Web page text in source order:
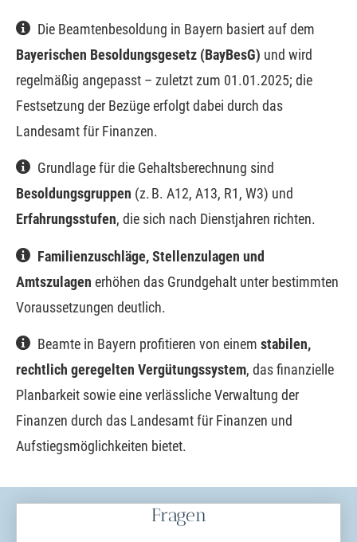
Die Beamtenbesoldung in Bayern basiert auf dem
Bayerischen Besoldungsgesetz (BayBesG) und wird
regelmäßig angepasst – zuletzt zum 01.01.2025; die
Festsetzung der Bezüge erfolgt dabei durch das
Landesamt für Finanzen.
Grundlage für die Gehaltsberechnung sind
Besoldungsgruppen (z. B. A12, A13, R1, W3) und
Erfahrungsstufen, die sich nach Dienstjahren richten.
Familienzuschläge, Stellenzulagen und
Amtszulagen erhöhen das Grundgehalt unter bestimmten
Voraussetzungen deutlich.
Beamte in Bayern profitieren von einem stabilen,
rechtlich geregelten Vergütungssystem, das finanzielle
Planbarkeit sowie eine verlässliche Verwaltung der
Finanzen durch das Landesamt für Finanzen und
Aufstiegsmöglichkeiten bietet.
Fragen